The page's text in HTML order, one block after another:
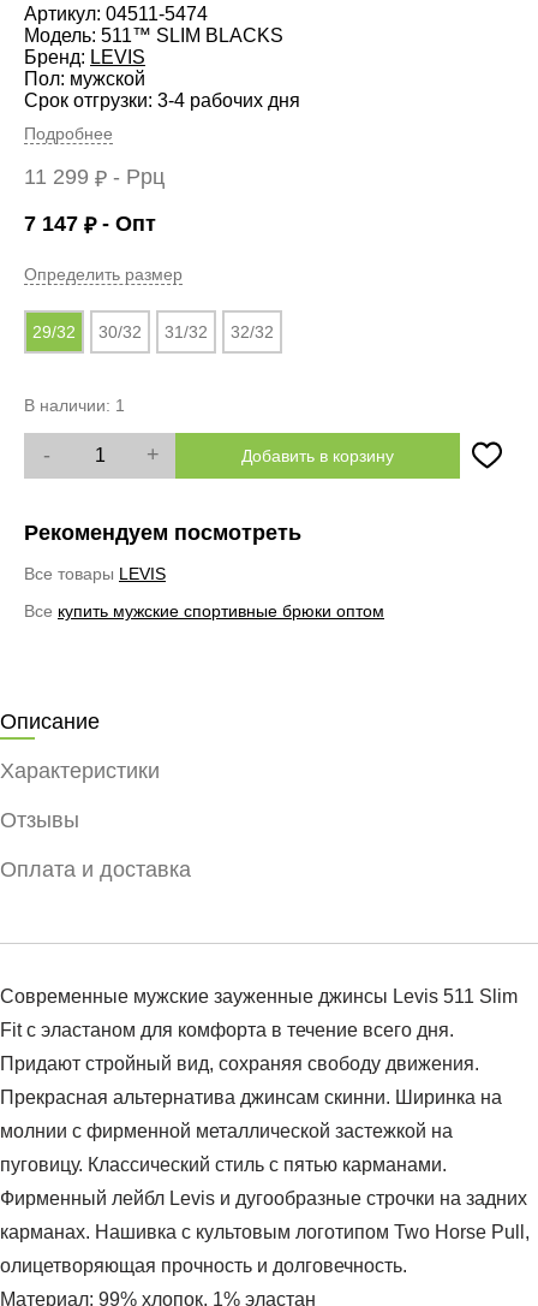
Артикул: 04511-5474
Модель: 511™ SLIM BLACKS
Бренд: LEVIS
Пол: мужской
Срок отгрузки: 3-4 рабочих дня
Подробнее
11 299 ₽ - Ррц
7 147 ₽- Опт
Определить размер
29/32 30/32 31/32 32/32
В наличии: 1
- + Добавить в корзину
Рекомендуем посмотреть
Все товары LEVIS
Все купить мужские спортивные брюки оптом
Описание
Характеристики
Отзывы
Оплата и доставка
Современные мужские зауженные джинсы Levis 511 Slim
Fit с эластаном для комфорта в течение всего дня.
Придают стройный вид, сохраняя свободу движения.
Прекрасная альтернатива джинсам скинни. Ширинка на
молнии с фирменной металлической застежкой на
пуговицу. Классический стиль с пятью карманами.
Фирменный лейбл Levis и дугообразные строчки на задних
карманах. Нашивка с культовым логотипом Two Horse Pull,
олицетворяющая прочность и долговечность.
Материал: 99% хлопок, 1% эластан